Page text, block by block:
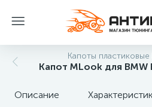
Капоты
Капот МLook для BMW
Описание